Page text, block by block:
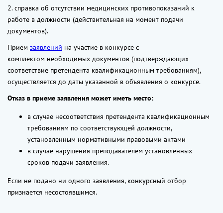
2. справка об отсутствии медицинских противопоказаний к
работе в должности (действительная на момент подачи
документов).
Прием заявлений на участие в конкурсе с
комплектом необходимых документов (подтверждающих
соответствие претендента квалификационным требованиям),
осуществляется до даты указанной в объявления о конкурсе.
Отказ в приеме заявления может иметь место:
в случае несоответствия претендента квалификационным
требованиям по соответствующей должности,
установленным нормативными правовыми актами
в случае нарушения преподавателем установленных
сроков подачи заявления.
Если не подано ни одного заявления, конкурсный отбор
признается несостоявшимся.